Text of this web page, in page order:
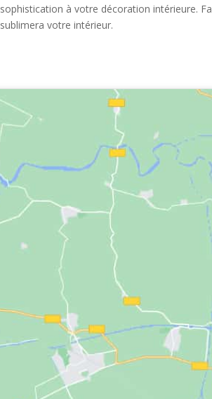
sophistication à votre décoration intérieure.
sublimera votre intérieur.